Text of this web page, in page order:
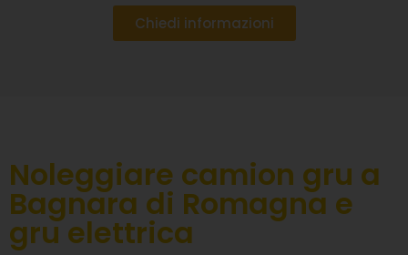
Chiedi informazioni
Noleggiare camion gru a
Bagnara di Romagna e
gru elettrica